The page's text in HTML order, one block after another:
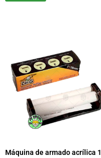
Máquina de armado acrílica 1